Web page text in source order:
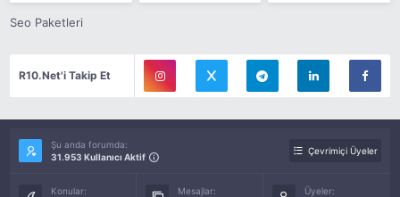
Seo Paketleri
R10.Net'i Takip Et
Şu anda forumda:
31.953 Kullanıcı Aktif
Çevrimiçi Üyeler
Konular:
Mesajlar:
Üyeler: